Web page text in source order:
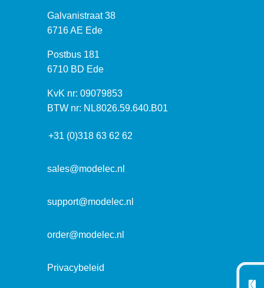
B
e
o
e
k
a
Galvanistraat 38
6716 AE Ede
P
o
t
a
s
Postbus 181
6710 BD Ede
I
n
o
m
KvK nr: 09079853
BTW nr: NL8026.59.640.B01
+31 (0)318 63 62 62
sales@modelec.nl
support@modelec.nl
order@modelec.nl
Privacybeleid